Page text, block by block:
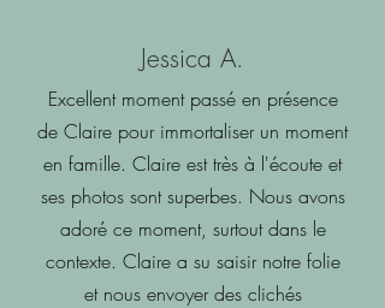
Jessica A.
Excellent moment passé en présence
de Claire pour immortaliser un moment
en famille. Claire est très à l'écoute et
ses photos sont superbes. Nous avons
adoré ce moment, surtout dans le
contexte. Claire a su saisir notre folie
et nous envoyer des clichés